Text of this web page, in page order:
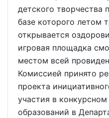
детского творчества
базе которого летом
открывается
игровая площадка
местом всей
Комиссией принято
проекта
участия в
образований в